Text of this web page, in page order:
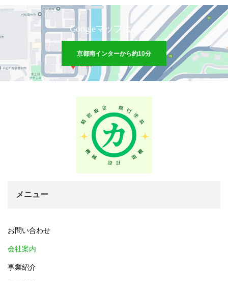
Googleマップはこちら
京都南インターから約10分
メニュー
お問い合わせ
会社案内
事業紹介